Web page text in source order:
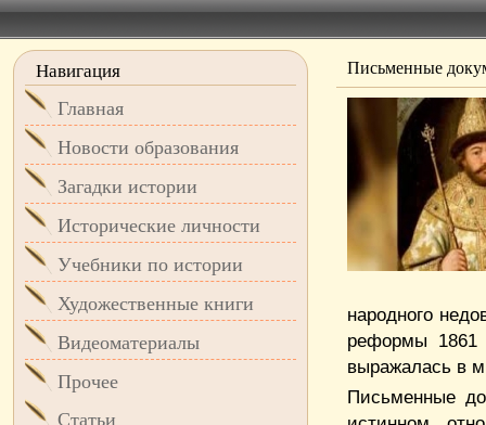
Письменные
народного
реформы 1861
выражалась в
Письменные
Навигация
Главная
Новости образования
Загадки истории
Исторические личности
Учебники по истории
Художественные книги
Видеоматериалы
Прочее
Статьи